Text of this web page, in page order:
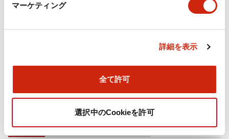
マーケティング
詳細を表示
全て許可
選択中のCookieを許可
ドキュメントとファイル